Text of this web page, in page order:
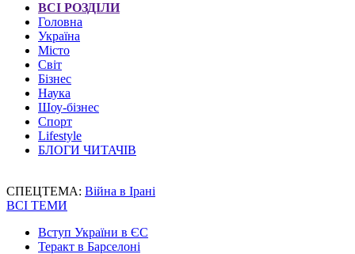
ВСІ РОЗДІЛИ
Головна
Україна
Місто
Світ
Бізнес
Наука
Шоу-бізнес
Спорт
Lifestyle
БЛОГИ ЧИТАЧІВ
СПЕЦТЕМА: Війна в Ірані
ВСІ ТЕМИ
Вступ України в ЄС
Теракт в Барселоні